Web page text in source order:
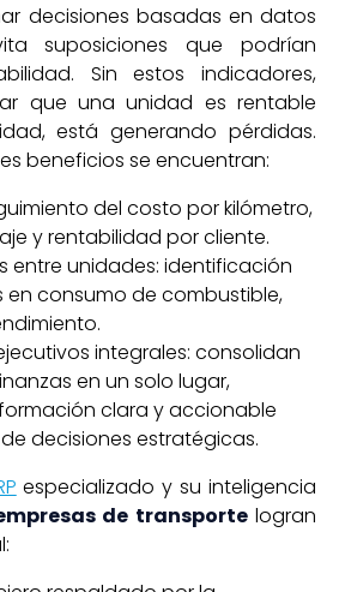
decisiones basadas en datos
suposiciones que podrían
Sin estos indicadores,
que una unidad es rentable
está generando pérdidas.
beneficios se encuentran:
del costo por kilómetro,
y rentabilidad por cliente.
entre unidades: identificación
consumo de combustible,
integrales: consolidan
en un solo lugar,
clara y accionable
decisiones estratégicas.
especializado y su inteligencia
de transportelogran